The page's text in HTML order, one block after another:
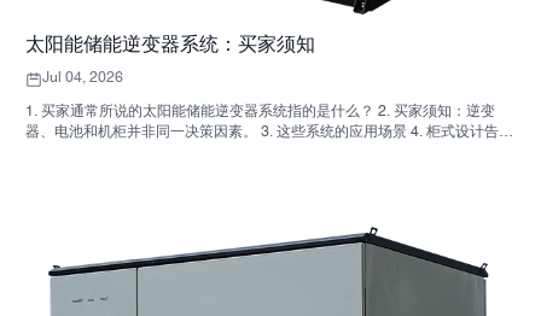
太阳能储能逆变器系统：买家须知
Jul 04, 2026
1. 买家通常所说的太阳能储能逆变器系统指的是什么？ 2. 买家须知：逆变
器、电池和机柜并非同一决策因素。 3. 这些系统的应用场景 4. 柜式设计告诉